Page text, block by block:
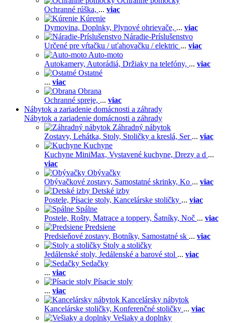
Ochranné rúška, ... viac
Kúrenie
Dymovina, Doplnky, Plynové ohrievače, ... viac
Náradie-Príslušenstvo
Určené pre vŕtačku / uťahovačku / elektric ... viac
Auto-moto
Autokamery, Autorádiá, Držiaky na telefóny, ... viac
Ostatné
... viac
Obrana
Ochranné spreje, ... viac
Nábytok a zariadenie domácnosti a záhrady
Nábytok a zariadenie domácnosti a záhrady
Záhradný nábytok
Zostavy, Lehátka, Stoly, Stoličky a kreslá, Ser ... viac
Kuchyne
Kuchyne MiniMax, Vystavené kuchyne, Drezy a d ...
viac
Obývačky
Obývačkové zostavy, Samostatné skrinky, Ko ... viac
Detské izby
Postele, Písacie stoly, Kancelárske stoličky ... viac
Spálne
Postele, Rošty, Matrace a toppery, Šatníky, Noč ... viac
Predsiene
Predsieňové zostavy, Botníky, Samostatné sk ... viac
Stoly a stoličky
Jedálenské stoly, Jedálenské a barové stol ... viac
Sedačky
... viac
Písacie stoly
... viac
Kancelársky nábytok
Kancelárske stoličky, Konferenčné stoličky ... viac
Vešiaky a doplnky